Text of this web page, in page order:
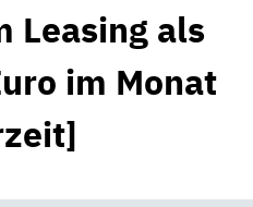
Leasing als
im Monat